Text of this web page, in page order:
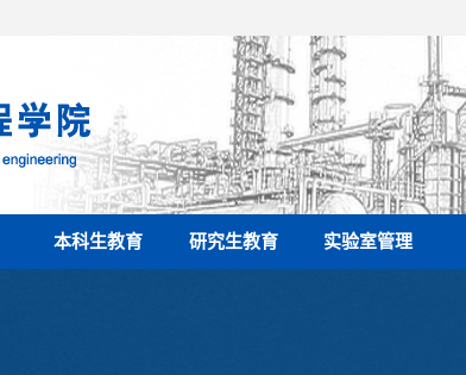
本科生教育 研究生教育 实验室管理